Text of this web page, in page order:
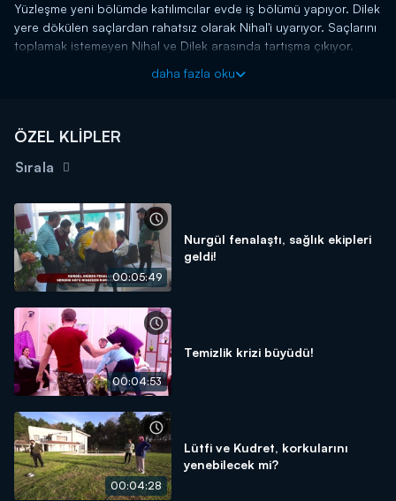
Yüzleşme yeni bölümde katılımcılar evde iş bölümü yapıyor. Dilek
yere dökülen saçlardan rahatsız olarak Nihal'i uyarıyor. Saçlarını
toplamak istemeyen Nihal ve Dilek arasında tartışma çıkıyor.
Birbirini tanımayan yedi farklı kişinin sağlık sorunları ve hayata
daha fazla oku
ÖZEL KLİPLER
Sırala
00:05:49
Nurgül fenalaştı, sağlık ekipleri
geldi!
00:04:53
Temizlik krizi büyüdü!
00:04:28
Lütfi ve Kudret, korkularını
yenebilecek mi?